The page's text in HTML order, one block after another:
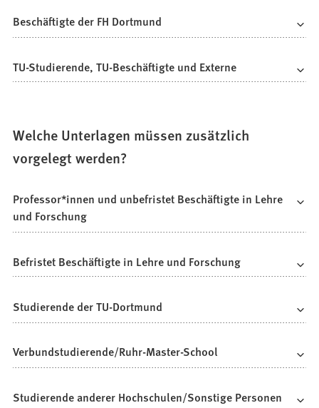
Beschäftigte der FH Dortmund
TU-Studierende, TU-Beschäftigte und Externe
Welche Unterlagen müssen zusätzlich
vorgelegt werden?
Professor*innen und unbefristet Beschäftigte in Lehre
und Forschung
Befristet Beschäftigte in Lehre und Forschung
Studierende der TU-Dortmund
Verbundstudierende/Ruhr-Master-School
Studierende anderer Hochschulen/Sonstige Personen